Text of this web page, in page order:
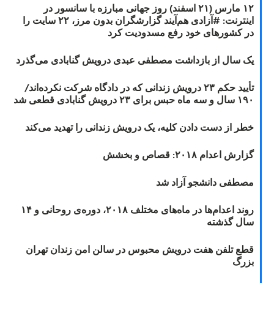
۱۲ مارس (۲۱ اسفند) روز جهانی مبارزه با سانسور در
اینترنت: #آزادی هم‌آیند گزارشگران‌ بدون مرز، ۲۲ سایت را
در کشورهای خود رفع مسدودیت کرد
یک سال از بازداشت مصطفی عبدی درویش گنابادی می‌گذرد
تأیید حکم ۲۳ درویش زندانی که در دادگاه شرکت نکرده‌اند/
۱۹۰ سال و سه ماه حبس برای ۲۳ درویش گنابادی قطعی شد
خطر از دست دادن کلیه، یک درویش زندانی را تهدید می‌کند
گزارش اعدام ۲۰۱۸: قصاص و بخشش
مصطفی دانشجو آزاد شد
روند اعدام‌ها در ماه‌های مختلف ۲۰۱۸، دوره‌ی روحانی و ۱۴
سال گذشته
قطع تلفن هفت درویش محبوس در سالن امن زندان تهران
بزرگ